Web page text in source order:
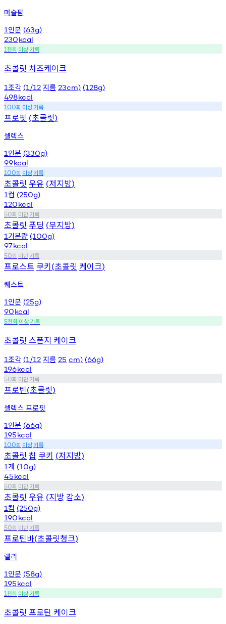
머슬팜
1 인분 (63g)
230kcal
1천회 이상기록
초콜릿 치즈케이크
1조각 (1/12 지름 23cm) (128g)
498kcal
100회 이상기록
프로핏 (초콜릿)
셀렉스
1 인분 (330g)
99kcal
100회 이상기록
초콜릿 우유 (저지방)
1 컵 (250g)
120kcal
50회 미만기록
초콜릿 푸딩 (무지방)
1 기본량 (100g)
97kcal
50회 미만기록
프로스트 쿠키(초콜릿 케이크)
퀘스트
1 인분 (25g)
90kcal
5천회 이상기록
초콜릿 스폰지 케이크
1조각 (1/12 지름 25 cm) (66g)
196kcal
50회 미만기록
프로틴(초콜릿)
셀렉스 프로핏
1 인분 (66g)
195kcal
100회 이상기록
초콜릿 칩 쿠키 (저지방)
1 개 (10g)
45kcal
50회 미만기록
초콜릿 우유 (지방 감소)
1 컵 (250g)
190kcal
50회 미만기록
프로틴바(초콜릿청크)
랠리
1 인분 (58g)
195kcal
1천회 이상기록
초콜릿 프로틴 케이크